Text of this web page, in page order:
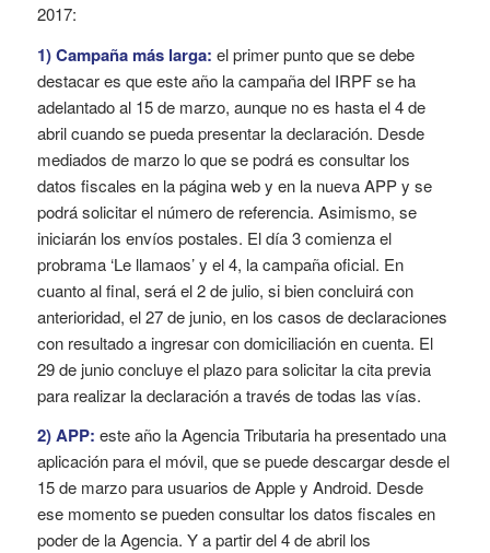
2017:
1) Campaña más larga: el primer punto que se debe
destacar es que este año la campaña del IRPF se ha
adelantado al 15 de marzo, aunque no es hasta el 4 de
abril cuando se pueda presentar la declaración. Desde
mediados de marzo lo que se podrá es consultar los
datos fiscales en la página web y en la nueva APP y se
podrá solicitar el número de referencia. Asimismo, se
iniciarán los envíos postales. El día 3 comienza el
probrama ‘Le llamaos’ y el 4, la campaña oficial. En
cuanto al final, será el 2 de julio, si bien concluirá con
anterioridad, el 27 de junio, en los casos de declaraciones
con resultado a ingresar con domiciliación en cuenta. El
29 de junio concluye el plazo para solicitar la cita previa
para realizar la declaración a través de todas las vías.
2) APP: este año la Agencia Tributaria ha presentado una
aplicación para el móvil, que se puede descargar desde el
15 de marzo para usuarios de Apple y Android. Desde
ese momento se pueden consultar los datos fiscales en
poder de la Agencia. Y a partir del 4 de abril los